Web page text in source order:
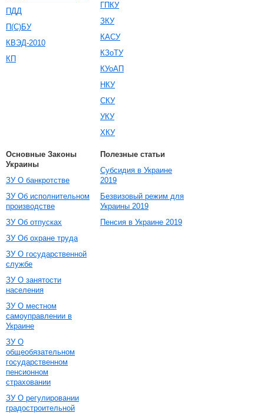
ПДД
П(С)БУ
КВЭД-2010
КП
ГПКУ
ЗКУ
КАСУ
КЗоТУ
КУоАП
НКУ
СКУ
УКУ
ХКУ
Основные Законы
Украины
ЗУ О банкротстве
ЗУ Об исполнительном
производстве
ЗУ Об отпусках
ЗУ Об охране труда
ЗУ О государственной
службе
ЗУ О занятости
населения
ЗУ О местном
самоуправлении в
Украине
ЗУ О
общеобязательном
государственном
пенсионном
страховании
ЗУ О регулировании
градостроительной
Полезные статьи
Субсидия в Украине
2019
Безвизовый режим для
Украины 2019
Пенсия в Украине 2019